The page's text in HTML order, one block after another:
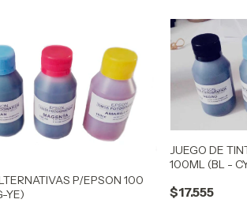
P/EPSON 100
YE)
JUEGO DE
100ML (BL -
$17.555